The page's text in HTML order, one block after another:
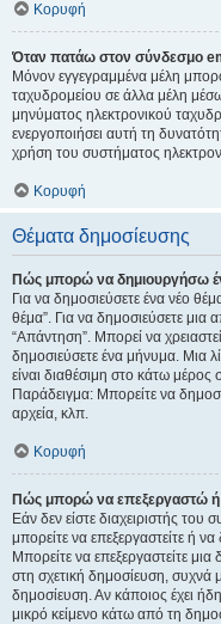
Κορυφή
Όταν πατάω στον σύνδεσμο
Μόνον εγγεγραμμένα μέλη
ταχυδρομείου σε άλλα μέλη
μηνύματος ηλεκτρονικού
ενεργοποιήσει αυτή τη
χρήση του συστήματος
Κορυφή
Θέματα δημοσίευσης
Πώς μπορώ να δημιουργήσω
Για να δημοσιεύσετε ένα νέο
θέμα”. Για να δημοσιεύσετε
“Απάντηση”. Μπορεί να
δημοσιεύσετε ένα μήνυμα. Μια
είναι διαθέσιμη στο κάτω
Παράδειγμα: Μπορείτε να
αρχεία, κλπ.
Κορυφή
Πώς μπορώ να επεξεργαστώ ή
Εάν δεν είστε διαχειριστής
μπορείτε να επεξεργαστείτε ή
Μπορείτε να επεξεργαστείτε
στη σχετική δημοσίευση, συχνά
δημοσίευση. Αν κάποιος έχει
μικρό κείμενο κάτω από τη